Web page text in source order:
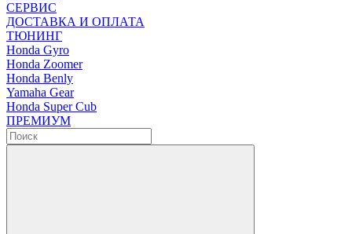
СЕРВИС
ДОСТАВКА И ОПЛАТА
ТЮНИНГ
Honda Gyro
Honda Zoomer
Honda Benly
Yamaha Gear
Honda Super Cub
ПРЕМИУМ